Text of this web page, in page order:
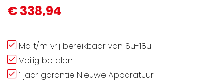
€ 338,94
Ma t/m vrij bereikbaar van 8u-18u
Veilig betalen
1 jaar garantie Nieuwe Apparatuur